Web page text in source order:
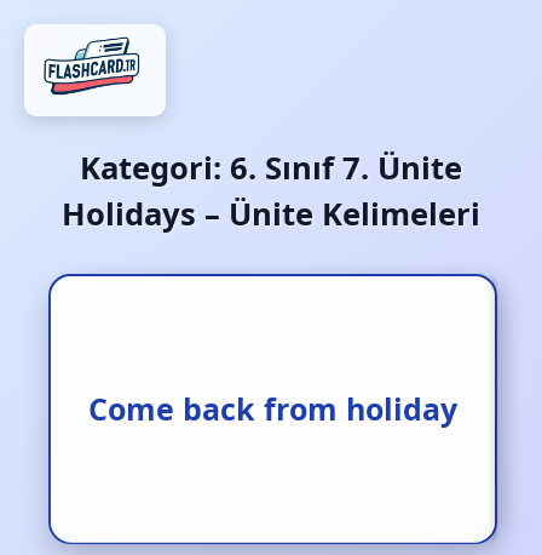
Kategori: 6. Sınıf 7. Ünite
Holidays – Ünite Kelimeleri
Come back from holiday
Tatilden geri gelmek